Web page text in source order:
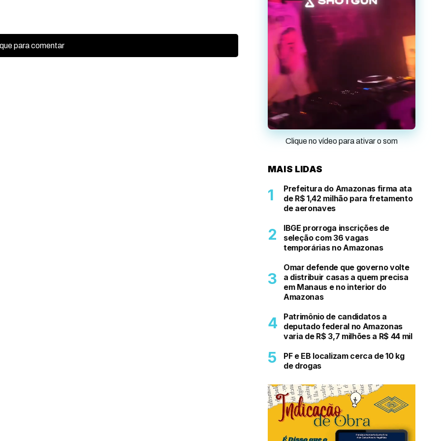
para comentar
Clique no vídeo para ativar o som
MAIS LIDAS
Prefeitura do Amazonas firma ata
de R$ 1,42 milhão para fretamento
de aeronaves
IBGE prorroga inscrições de
seleção com 36 vagas
temporárias no Amazonas
Omar defende que governo volte
a distribuir casas a quem precisa
em Manaus e no interior do
Amazonas
Patrimônio de candidatos a
deputado federal no Amazonas
varia de R$ 3,7 milhões a R$ 44 mil
PF e EB localizam cerca de 10 kg
de drogas